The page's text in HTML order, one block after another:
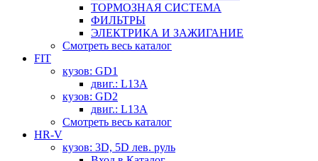
ТОРМОЗНАЯ СИСТЕМА
ФИЛЬТРЫ
ЭЛЕКТРИКА И ЗАЖИГАНИЕ
Смотреть весь каталог
FIT
кузов: GD1
двиг.: L13A
кузов: GD2
двиг.: L13A
Смотреть весь каталог
HR-V
кузов: 3D, 5D лев. руль